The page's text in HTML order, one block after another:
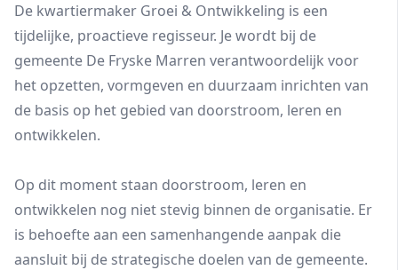
De kwartiermaker Groei & Ontwikkeling is een
tijdelijke, proactieve regisseur. Je wordt bij de
gemeente De Fryske Marren verantwoordelijk voor
het opzetten, vormgeven en duurzaam inrichten van
de basis op het gebied van doorstroom, leren en
ontwikkelen.
Op dit moment staan doorstroom, leren en
ontwikkelen nog niet stevig binnen de organisatie. Er
is behoefte aan een samenhangende aanpak die
aansluit bij de strategische doelen van de gemeente.